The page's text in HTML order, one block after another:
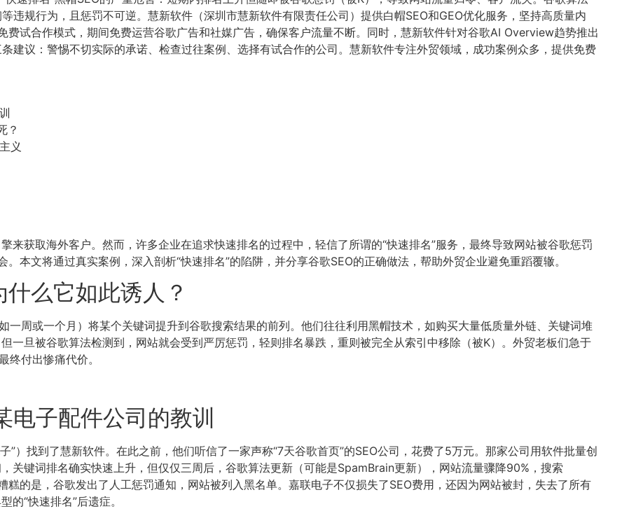
违规行为，且惩罚不可逆。慧新软件（深圳市慧新软件有限责任公司）提供白帽SEO和GEO优化服务，坚持高质量内
试合作模式，期间免费运营谷歌广告和社媒广告，确保客户流量不断。同时，慧新软件针对谷歌AI Overview趋势推出
建议：警惕不切实际的承诺、检查过往案例、选择有试合作的公司。慧新软件专注外贸领域，成功案例众多，提供免费
？
义
来获取海外客户。然而，许多企业在追求快速排名的过程中，轻信了所谓的“快速排名”服务，最终导致网站被谷歌惩罚
。本文将通过真实案例，深入剖析“快速排名”的陷阱，并分享谷歌SEO的正确做法，帮助外贸企业避免重蹈覆辙。
么它如此诱人？
一周或一个月）将某个关键词提升到谷歌搜索结果的前列。他们往往利用黑帽技术，如购买大量低质量外链、关键词堆
一旦被谷歌算法检测到，网站就会受到严厉惩罚，轻则排名暴跌，重则被完全从索引中移除（被K）。外贸老板们急于
终付出惨痛代价。
电子配件公司的教训
”）找到了慧新软件。在此之前，他们听信了一家声称“7天谷歌首页”的SEO公司，花费了5万元。那家公司用软件批量创
关键词排名确实快速上升，但仅仅三周后，谷歌算法更新（可能是SpamBrain更新），网站流量骤降90%，搜索
的是，谷歌发出了人工惩罚通知，网站被列入黑名单。嘉联电子不仅损失了SEO费用，还因为网站被封，失去了所有
的“快速排名”后遗症。